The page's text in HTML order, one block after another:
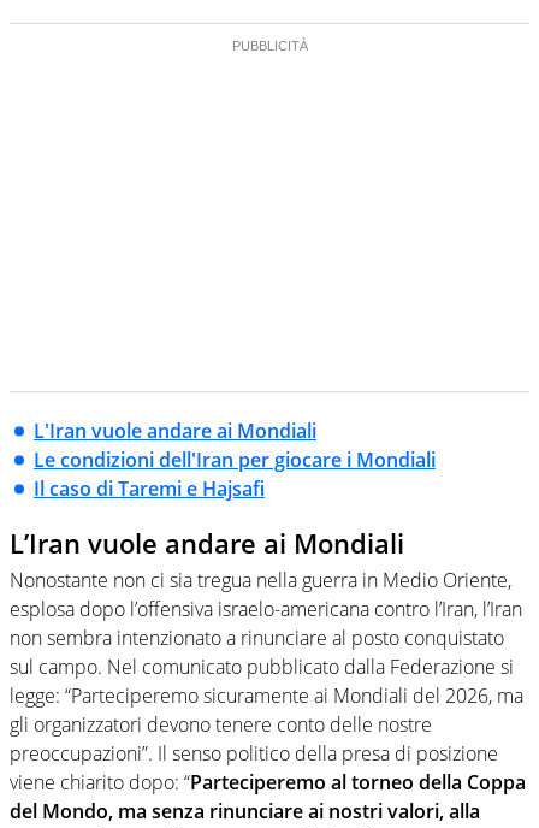
L'Iran vuole andare ai Mondiali
Le condizioni dell'Iran per giocare i Mondiali
Il caso di Taremi e Hajsafi
L’Iran vuole andare ai Mondiali
Nonostante non ci sia tregua nella guerra in Medio Oriente,
esplosa dopo l’offensiva israelo-americana contro l’Iran, l’Iran
non sembra intenzionato a rinunciare al posto conquistato
sul campo. Nel comunicato pubblicato dalla Federazione si
legge: “Parteciperemo sicuramente ai Mondiali del 2026, ma
gli organizzatori devono tenere conto delle nostre
preoccupazioni”. Il senso politico della presa di posizione
viene chiarito dopo: “Parteciperemo al torneo della Coppa
del Mondo, ma senza rinunciare ai nostri valori, alla